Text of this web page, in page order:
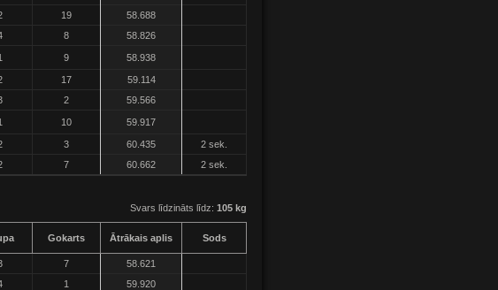
19
58.688
8 58.826
9 58.938
17
59.114
2 59.566
10 59.917
3 60.435
2 sek.
7 60.662 2 sek.
Svars līdzināts līdz: 105 kg
Gokarts Ātrākais aplis Sods
7
58.621
1 59.920